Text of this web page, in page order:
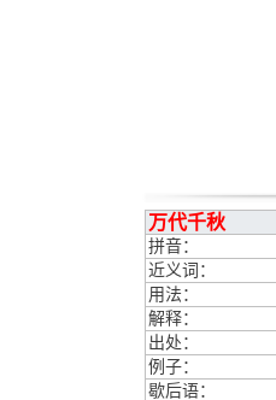
万代千秋
拼音：
近义词：
用法：
解释：
出处：
例子：
歇后语：